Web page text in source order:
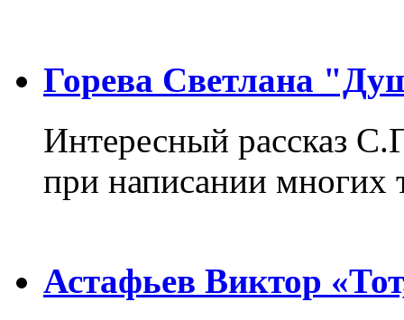
Горева Светлана
Интересный рассказ
при написании многих
Астафьев Виктор